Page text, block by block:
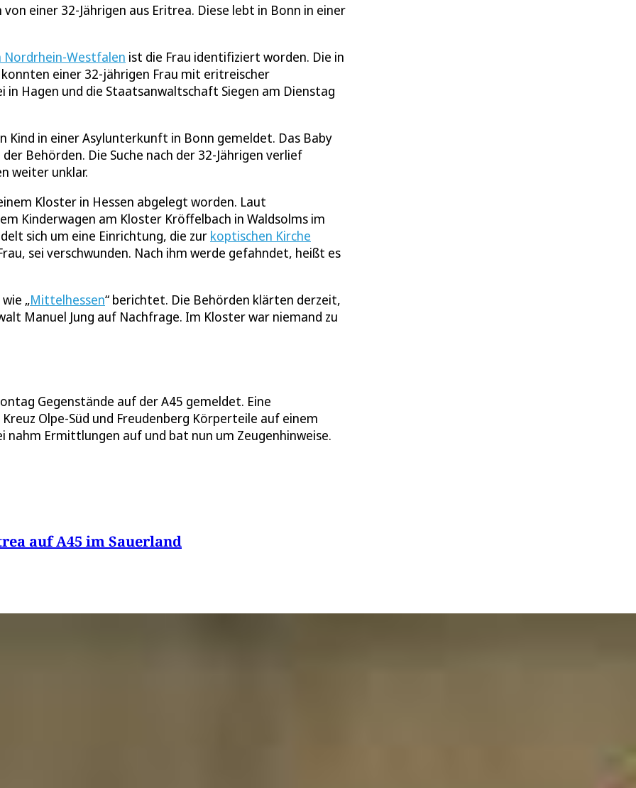
einer 32-Jährigen aus Eritrea. Diese lebt in Bonn in einer
Nordrhein-Westfalen ist die Frau identifiziert worden. Die in
einer 32-jährigen Frau mit eritreischer
Hagen und die Staatsanwaltschaft Siegen am Dienstag
in einer Asylunterkunft in Bonn gemeldet. Das Baby
Behörden. Die Suche nach der 32-Jährigen verlief
weiter unklar.
Kloster in Hessen abgelegt worden. Laut
Kinderwagen am Kloster Kröffelbach in Waldsolms im
sich um eine Einrichtung, die zur koptischen Kirche
sei verschwunden. Nach ihm werde gefahndet, heißt es
„Mittelhessen“ berichtet. Die Behörden klärten derzeit,
Manuel Jung auf Nachfrage. Im Kloster war niemand zu
Gegenstände auf der A45 gemeldet. Eine
Olpe-Süd und Freudenberg Körperteile auf einem
Ermittlungen auf und bat nun um Zeugenhinweise.
auf A45 im Sauerland